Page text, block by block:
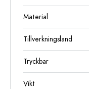
Material
Tillverkningsland
Tryckbar
Vikt